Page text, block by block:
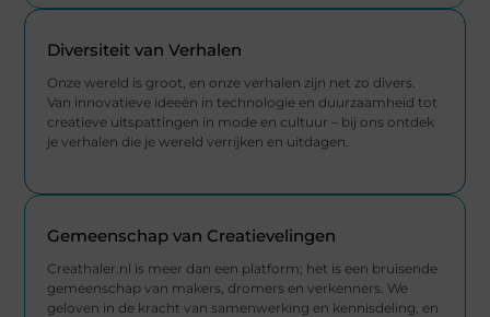
Diversiteit van Verhalen
Onze wereld is groot, en onze verhalen zijn net zo divers.
Van innovatieve ideeën in technologie en duurzaamheid tot
creatieve uitspattingen in mode en cultuur – bij ons ontdek
je verhalen die je wereld verrijken en uitdagen.
Gemeenschap van Creatievelingen
Creathaler.nl is meer dan een platform; het is een bruisende
gemeenschap van makers, dromers en verkenners. We
geloven in de kracht van samenwerking en kennisdeling, en